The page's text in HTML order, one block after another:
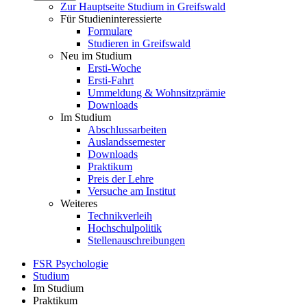
Zur Hauptseite Studium in Greifswald
Für Studieninteressierte
Formulare
Studieren in Greifswald
Neu im Studium
Ersti-Woche
Ersti-Fahrt
Ummeldung & Wohnsitzprämie
Downloads
Im Studium
Abschlussarbeiten
Auslandssemester
Downloads
Praktikum
Preis der Lehre
Versuche am Institut
Weiteres
Technikverleih
Hochschulpolitik
Stellenauschreibungen
FSR Psychologie
Studium
Im Studium
Praktikum